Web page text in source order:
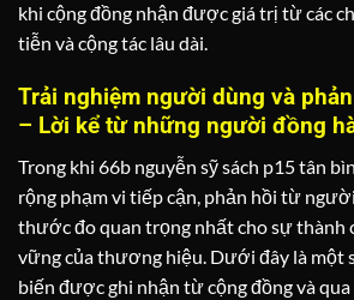
khi cộng đồng nhận được giá trị từ các
tiễn và cộng tác lâu dài.
Trải nghiệm người dùng và
– Lời kể từ những người đồng
Trong khi 66b nguyễn sỹ sách p15 tân
rộng phạm vi tiếp cận, phản hồi từ
thước đo quan trọng nhất cho sự thành
vững của thương hiệu. Dưới đây là một
biến được ghi nhận từ cộng đồng và